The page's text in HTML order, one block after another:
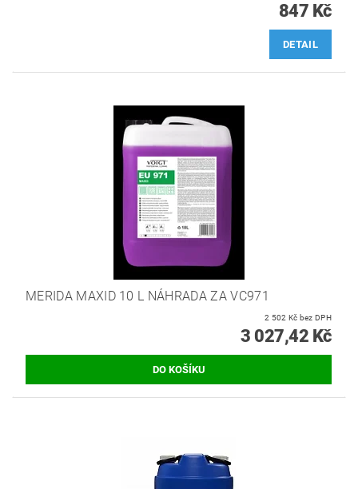
847 Kč
DETAIL
MERIDA MAXID 10 L NÁHRADA ZA VC971
2 502 Kč bez DPH
3 027,42 Kč